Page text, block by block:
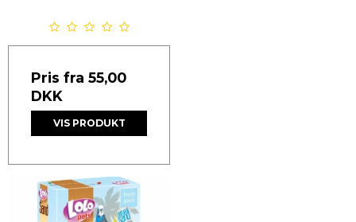
Pris fra 55,00
DKK
VIS PRODUKT